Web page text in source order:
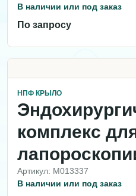
В наличии или под заказ
По запросу
НПФ КРЫЛО
комплекс
Артикул: M013337
В наличии или под заказ